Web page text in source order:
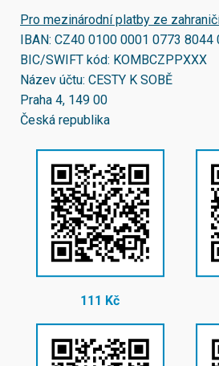
Pro mezinárodní platby ze
IBAN: CZ40 0100 0001 0773 8044
BIC/SWIFT kód: KOMBCZPPXXX
Název účtu: CESTY K SOBĚ
Praha 4, 149 00
Česká republika
111 Kč